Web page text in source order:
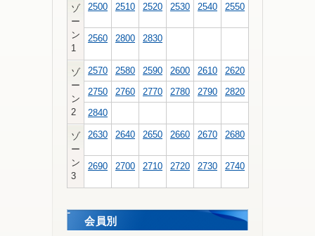
ゾ
ー
ン
1
2500 2510 2520 2530 2540 2550
2560 2800 2830
ゾ
ー
ン
2
2570 2580 2590 2600 2610
2620
2750
2760 2770 2780 2790
2820
2840
ゾ
ー
ン
3
2630 2640 2650 2660 2670 2680
2690 2700 2710 2720 2730 2740
会員別